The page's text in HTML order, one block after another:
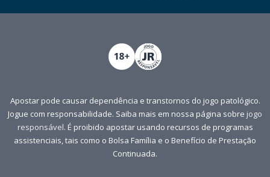
Apostar pode causar dependência e transtornos do jogo patológico.
Jogue com responsabilidade. Saiba mais em nossa página sobre jogo
responsável. É proibido apostar usando recursos de programas
assistenciais, tais como o Bolsa Família e o Benefício de Prestação
Continuada.